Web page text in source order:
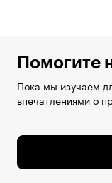
Помогите
Пока мы изучаем
впечатлениями о